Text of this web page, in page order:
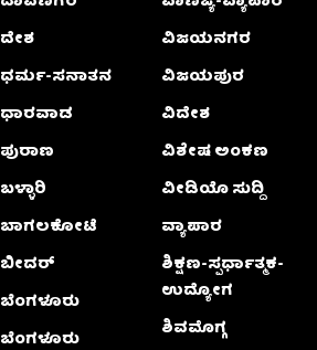
ದೇಶ
ಧರ್ಮ-ಸನಾತನ
ಧಾರವಾಡ
ಪುರಾಣ
ಬಳ್ಳಾರಿ
ಬಾಗಲಕೋಟೆ
ಬೀದರ್
ಬೆಂಗಳೂರು
ಬೆಂಗಳೂರು
ವಿಜಯನಗರ
ವಿಜಯಪುರ
ವಿದೇಶ
ವಿಶೇಷ ಅಂಕಣ
ವೀಡಿಯೊ ಸುದ್ದಿ
ವ್ಯಾಪಾರ
ಶಿಕ್ಷಣ-ಸ್ಪರ್ಧಾತ್ಮಕ-
ಉದ್ಯೋಗ
ಶಿವಮೊಗ್ಗ